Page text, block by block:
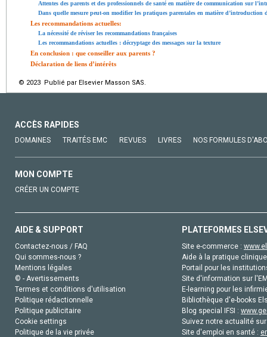
Attentes des parents et des professionnels de santé en matière de communication sur
Dans quelle mesure peut-on modifier les pratiques parentales en matière d’introduction
Les recommandations actuelles:
La nécessité de réviser les recommandations françaises
Les recommandations actuelles : décryptage des messages sur la texture
En conclusion : que conseiller aux parents ?
Déclaration de liens d’intérêts
© 2023 Publié par Elsevier Masson SAS.
ACCÈS RAPIDES
DOMAINES TRAITÉS EMC REVUES LIVRES NOS FORMULES
MON COMPTE
CRÉER UN COMPTE
AIDE & SUPPORT
Contactez-nous / FAQ
Qui sommes-nous ?
Mentions légales
© - Avertissements
Termes et conditions d'utilisation
Politique rédactionnelle
Politique publicitaire
Cookie settings
Politique de la vie privée
PLATEFORMES
Site e-commerce :
Aide à la pratique
Portail pour les
Site d'information sur
E-learning pour les
Bibliothèque d'e-books
Blog special IFSI :
Suivez notre actualité
Site d'emploi en santé :